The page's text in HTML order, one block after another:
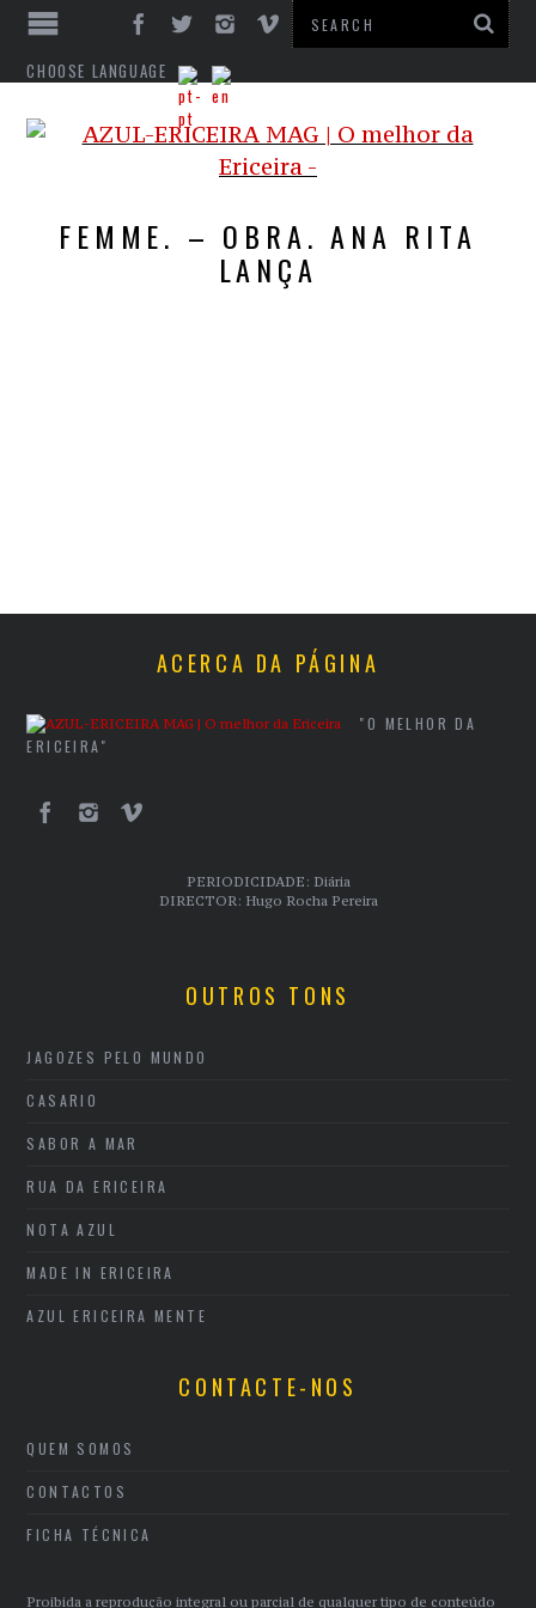
CHOOSE LANGUAGE
FEMME. – OBRA. ANA RITA
LANÇA
ACERCA DA PÁGINA
"O MELHOR DA
ERICEIRA"
PERIODICIDADE: Diária
DIRECTOR: Hugo Rocha Pereira
OUTROS TONS
JAGOZES PELO MUNDO
CASARIO
SABOR A MAR
RUA DA ERICEIRA
NOTA AZUL
MADE IN ERICEIRA
AZUL ERICEIRA MENTE
CONTACTE-NOS
QUEM SOMOS
CONTACTOS
FICHA TÉCNICA
Proibida a reprodução integral ou parcial de qualquer tipo de conteúdo